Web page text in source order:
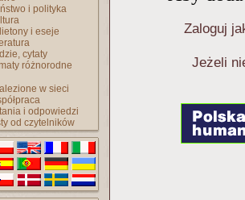
i polityka
i eseje
cytaty
różnorodne
w sieci
i odpowiedzi
od czytelników
Zaloguj
Jeżeli